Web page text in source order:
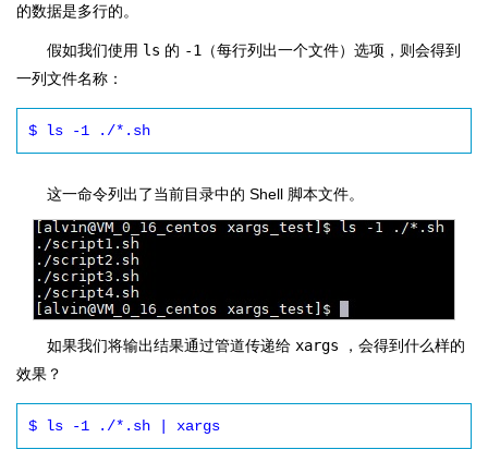
的数据是多行的。
假如我们使用 ls 的 -1
（每行列出一个文件）选项，则会得到
一列文件名称：
$ ls -1 ./*.sh
这一命令列出了当前目录中的 Shell 脚本文件。
如果我们将输出结果通过管道传递给 xargs ，会得到什么样的
效果？
$ ls -1 ./*.sh | xargs